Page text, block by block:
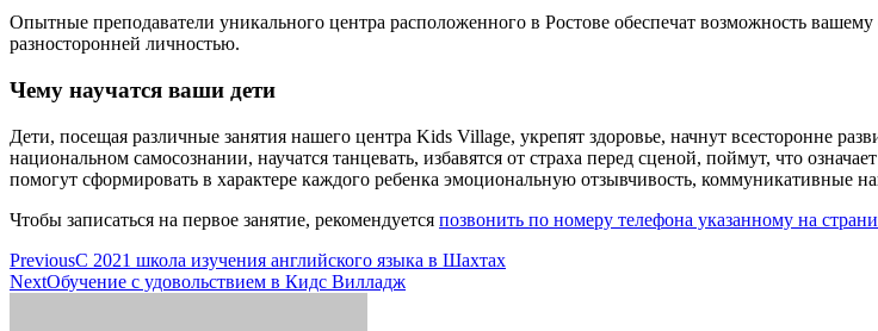
Опытные преподаватели уникального центра расположенного в Ростове обеспечат возможность
разносторонней личностью.
Чему научатся ваши дети
Дети, посещая различные занятия нашего центра Kids Village, укрепят здоровье, начнут всесторонне
национальном самосознании, научатся танцевать, избавятся от страха перед сценой, поймут, что
помогут сформировать в характере каждого ребенка эмоциональную отзывчивость, коммуникативные
Чтобы записаться на первое занятие, рекомендуется позвонить по номеру телефона указанному на
PreviousС 2021 школа изучения английского языка в Шахтах
NextОбучение с удовольствием в Кидс Вилладж